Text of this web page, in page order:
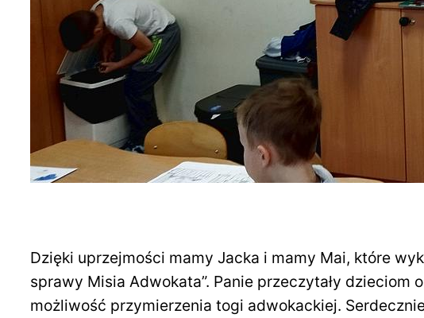
Dzięki uprzejmości mamy Jacka i mamy Mai, które
sprawy Misia Adwokata”. Panie przeczytały
możliwość przymierzenia togi adwokackiej.